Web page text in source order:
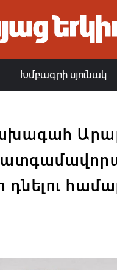
Խմբագրի սյունակ